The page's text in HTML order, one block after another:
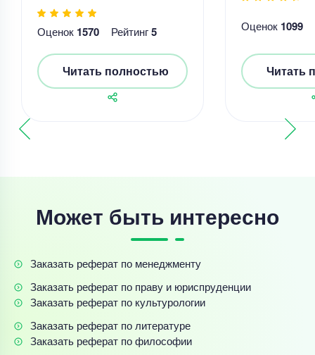
Оценок 1570 Рейтинг5
Читать полностью
Оценок 1099
Читать
Может быть интересно
Заказать реферат по менеджменту
Заказать реферат по праву и юриспруденции
Заказать реферат по культурологии
Заказать реферат по литературе
Заказать реферат по философии